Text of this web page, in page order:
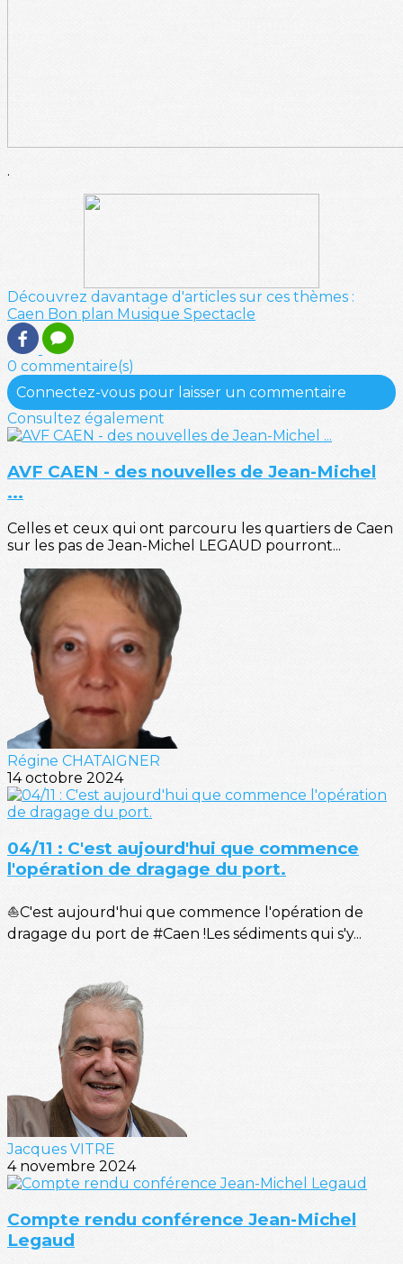
.
Découvrez davantage d'articles sur ces thèmes :
Caen Bon plan Musique Spectacle
0 commentaire(s)
Connectez-vous pour laisser un commentaire
Consultez également
AVF CAEN - des nouvelles de Jean-Michel
...
Celles et ceux qui ont parcouru les quartiers de Caen
sur les pas de Jean-Michel LEGAUD pourront...
Régine CHATAIGNER
14 octobre 2024
04/11 : C'est aujourd'hui que commence
l'opération de dragage du port.
⛵C'est aujourd'hui que commence l'opération de
dragage du port de #Caen !Les sédiments qui s'y...
Jacques VITRE
4 novembre 2024
Compte rendu conférence Jean-Michel
Legaud